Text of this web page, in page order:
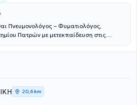
Πνευμονολόγος – Φυματιολόγος,
Πατρών με μετεκπαίδευση στις
βρογχοσκοπήσεις και
Σωτηρία. Είναι εκπαιδευμένος
300 ώρες θεωρητική και πρακτική
και στο Γαλάτσι Αττικής παρέχει
20,6 km